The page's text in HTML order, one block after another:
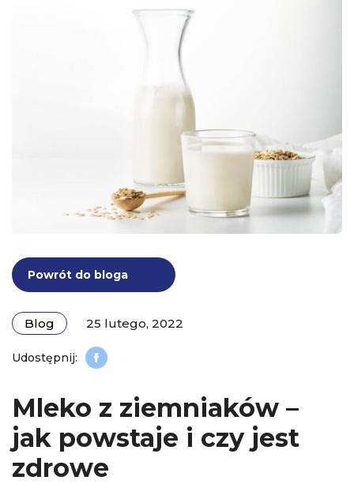
Powrót do bloga
Blog 25 lutego, 2022
Mleko z ziemniaków –
jak powstaje i czy jest
zdrowe